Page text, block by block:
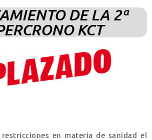
DE LA 2ª
KCT
restricciones en materia de sanidad el